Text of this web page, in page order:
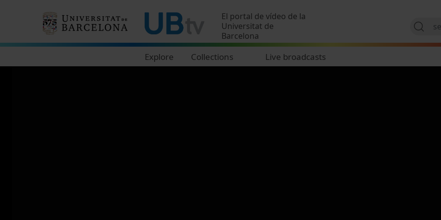
El portal de vídeo de la
Universitat de
Barcelona
Explore Collections Live broadcasts